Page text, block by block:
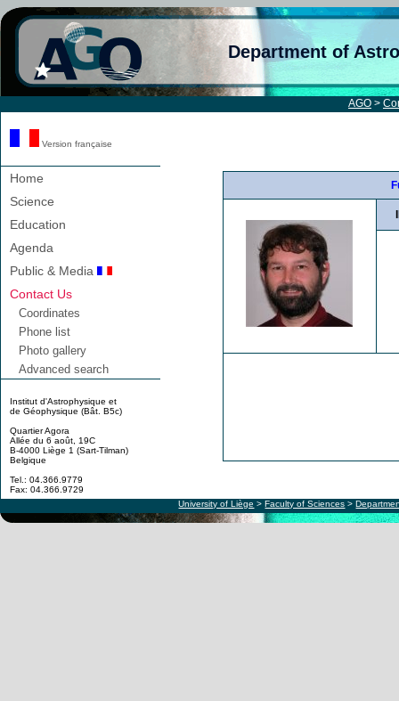
Department of
AGO >
Version française
Home
Science
Education
Agenda
Public & Media
Contact Us
Coordinates
Phone list
Photo gallery
Advanced search
Institut d'Astrophysique et
de Géophysique (Bât. B5c)
Quartier Agora
Allée du 6 août, 19C
B-4000 Liège 1 (Sart-Tilman)
Belgique
Tel.: 04.366.9779
Fax: 04.366.9729
University of Liège >Faculty of Sciences >